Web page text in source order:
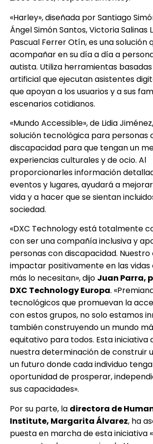
«Harley», diseñada por Santiago
Ángel Simón Santos, Victoria Salinas
Pascual Ferrer Otín, es una solución
acompañar en su día a día a
autista. Utiliza herramientas
artificial que ejecutan asistentes
que apoyan a los usuarios y a sus
escenarios cotidianos.
«Mundo Accessible», de Lidia
solución tecnológica para personas
discapacidad para que tengan un
experiencias culturales y de ocio. Al
proporcionarles información
eventos y lugares, ayudará a
vida y a hacer que se sientan
sociedad.
«DXC Technology está totalmente
con ser una compañía inclusiva y
personas con discapacidad. Nuestro
impactar positivamente en las vidas
más lo necesitan», dijo Juan Parra,
DXC Technology Europa.
tecnológicos que promuevan la
con estos grupos, no solo estamos
también construyendo un mundo
equitativo para todos. Esta iniciativa
nuestra determinación de construir
un futuro donde cada individuo
oportunidad de prosperar,
sus capacidades».
Por su parte, la directora de
Institute, Margarita Álvarez, ha
puesta en marcha de esta iniciativa